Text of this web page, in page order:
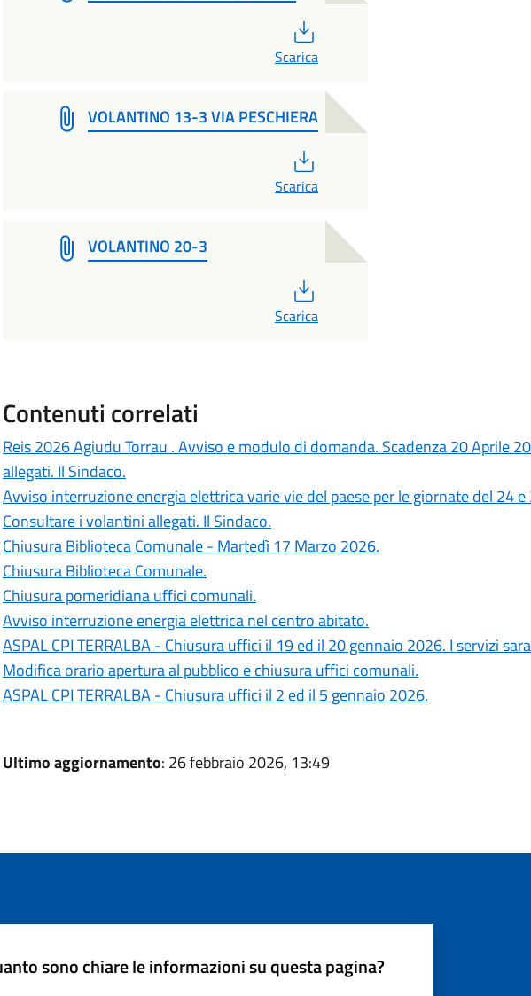
Scarica
VOLANTINO 13-3 VIA PESCHIERA
Scarica
VOLANTINO 20-3
Scarica
Contenuti correlati
Reis 2026 Agiudu Torrau . Avviso e modulo di domanda. Scadenza 20 Aprile
allegati. Il Sindaco.
Avviso interruzione energia elettrica varie vie del paese per le giornate del 24
Consultare i volantini allegati. Il Sindaco.
Chiusura Biblioteca Comunale - Martedì 17 Marzo 2026.
Chiusura Biblioteca Comunale.
Chiusura pomeridiana uffici comunali.
Avviso interruzione energia elettrica nel centro abitato.
ASPAL CPI TERRALBA - Chiusura uffici il 19 ed il 20 gennaio 2026. I servizi
Modifica orario apertura al pubblico e chiusura uffici comunali.
ASPAL CPI TERRALBA - Chiusura uffici il 2 ed il 5 gennaio 2026.
Ultimo aggiornamento: 26 febbraio 2026, 13:49
sono chiare le informazioni su questa pagina?